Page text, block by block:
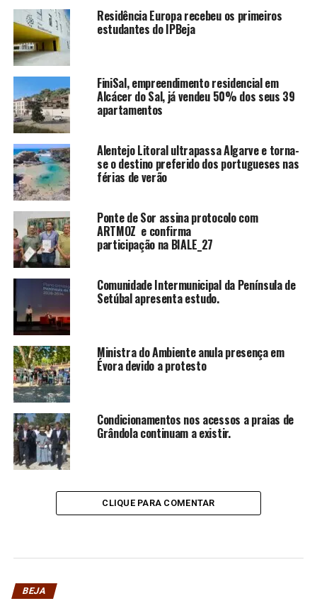
Residência Europa recebeu os primeiros
estudantes do IPBeja
FiniSal, empreendimento residencial em
Alcácer do Sal, já vendeu 50% dos seus 39
apartamentos
Alentejo Litoral ultrapassa Algarve e torna-
se o destino preferido dos portugueses nas
férias de verão
Ponte de Sor assina protocolo com
ARTMOZ e confirma
participação na BIALE_27
Comunidade Intermunicipal da Península de
Setúbal apresenta estudo.
Ministra do Ambiente anula presença em
Évora devido a protesto
Condicionamentos nos acessos a praias de
Grândola continuam a existir.
CLIQUE PARA COMENTAR
BEJA